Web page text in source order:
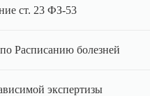
ст. 23 ФЗ-53
Расписанию болезней
экспертизы